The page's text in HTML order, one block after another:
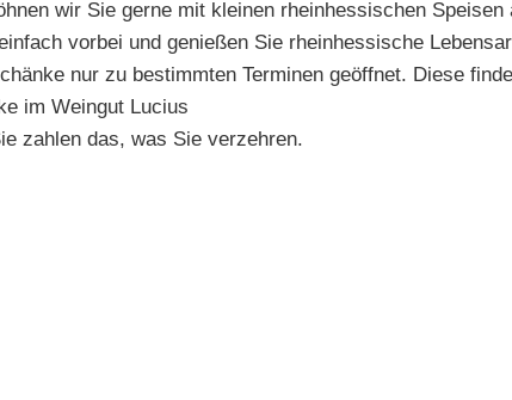
wir Sie gerne mit kleinen rheinhessischen
vorbei und genießen Sie rheinhessische
nur zu bestimmten Terminen geöffnet. Diese
im Weingut Lucius
zahlen das, was Sie verzehren.